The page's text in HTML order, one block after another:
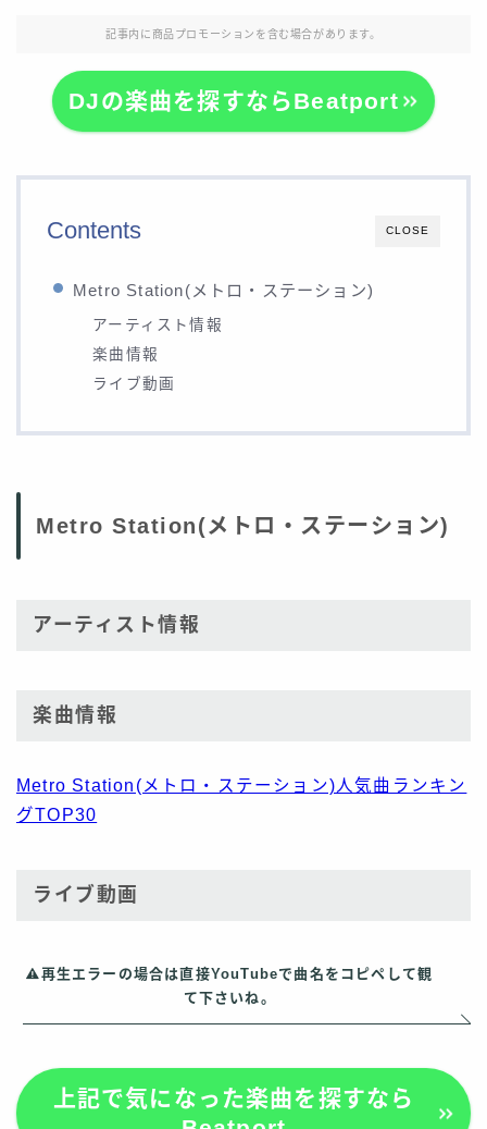
記事内に商品プロモーションを含む場合があります。
DJの楽曲を探すならBeatport
CLOSE
Contents
Metro Station(メトロ・ステーション)
アーティスト情報
楽曲情報
ライブ動画
Metro Station(メトロ・ステーション)
アーティスト情報
楽曲情報
Metro Station(メトロ・ステーション)人気曲ランキン
グTOP30
ライブ動画
再生エラーの場合は直接YouTubeで曲名をコピペして観
て下さいね。
上記で気になった楽曲を探すなら